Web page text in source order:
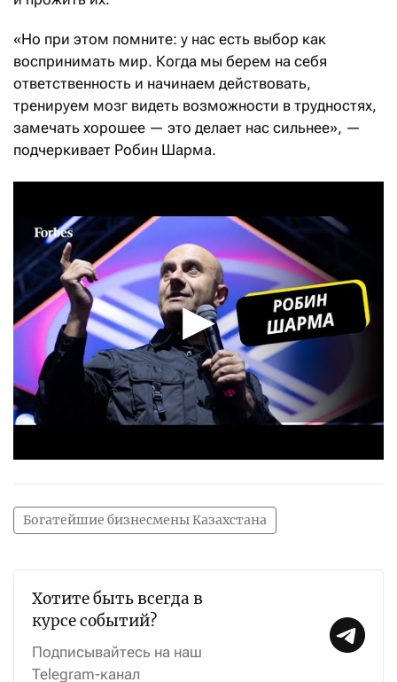
«Но при этом помните: у нас есть выбор как
воспринимать мир. Когда мы берем на себя
ответственность и начинаем действовать,
тренируем мозг видеть возможности в трудностях,
замечать хорошее — это делает нас сильнее», —
подчеркивает Робин Шарма.
Богатейшие бизнесмены Казахстана
Хотите быть всегда в
курсе событий?
Подписывайтесь на наш
Telegram-канал